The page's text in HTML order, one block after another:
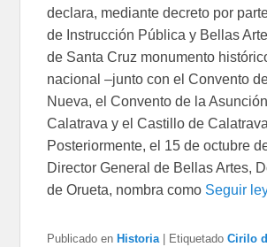
declara, mediante decreto por
de Instrucción Pública y Bellas
de Santa Cruz monumento
nacional –junto con el Convento
Nueva, el Convento de la
Calatrava y el Castillo de
Posteriormente, el 15 de octubre
Director General de Bellas Artes,
de Orueta, nombra como Seguir
Publicado en Historia Etiquetado Cirilo